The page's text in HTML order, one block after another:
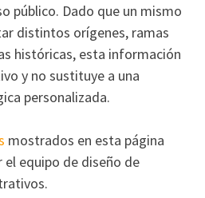
público. Dado que un mismo
distintos orígenes, ramas
históricas, esta información
y no sustituye a una
personalizada.
mostrados en esta página
equipo de diseño de